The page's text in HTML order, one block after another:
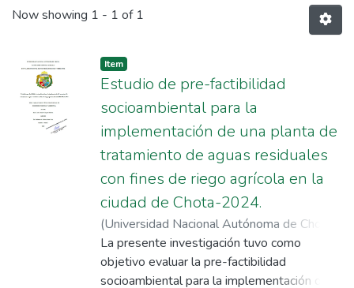
Now showing 1 - 1 of 1
Item
Estudio de pre-factibilidad
socioambiental para la
implementación de una planta de
tratamiento de aguas residuales
con fines de riego agrícola en la
ciudad de Chota-2024.
(Universidad Nacional Autónoma de Chota
2025-12-04)Vásquez Barboza, Carlos
Daniel;Chávez Santa Cruz, Guillermo
Alejandro
La presente investigación tuvo como
objetivo evaluar la pre-factibilidad
socioambiental para la implementación de